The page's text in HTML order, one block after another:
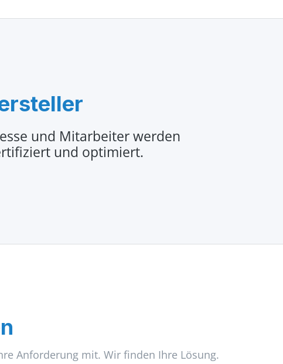
und Mitarbeiter werden
und optimiert.
Anforderung mit. Wir finden Ihre Lösung.